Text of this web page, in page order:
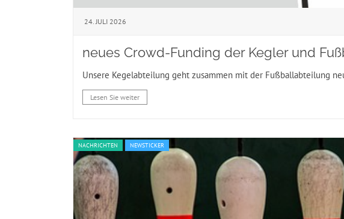
24. JULI 2026
neues Crowd-Funding der Kegler und
Unsere Kegelabteilung geht zusammen mit der Fußballabteilung
Lesen Sie weiter
NACHRICHTEN NEWSTICKER